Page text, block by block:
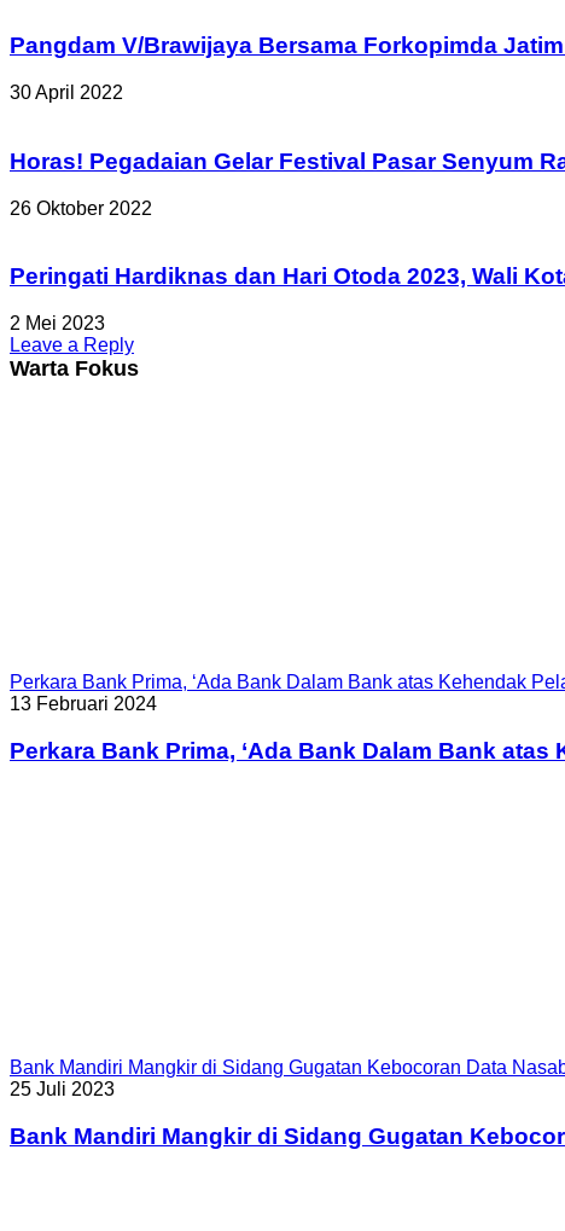
Pangdam V/Brawijaya Bersama Forkopimda
30 April 2022
Horas! Pegadaian Gelar Festival Pasar Senyum
26 Oktober 2022
Peringati Hardiknas dan Hari Otoda 2023, Wali
2 Mei 2023
Leave a Reply
Warta Fokus
Perkara Bank Prima, ‘Ada Bank Dalam Bank atas Kehendak
13 Februari 2024
Perkara Bank Prima, ‘Ada Bank Dalam Bank atas
Bank Mandiri Mangkir di Sidang Gugatan Kebocoran Data
25 Juli 2023
Bank Mandiri Mangkir di Sidang Gugatan